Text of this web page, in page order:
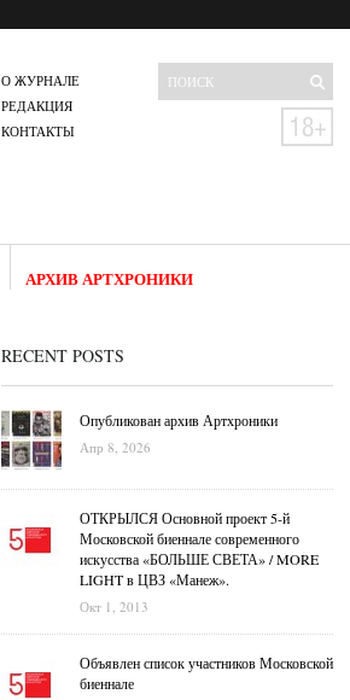
О ЖУРНАЛЕ
РЕДАКЦИЯ
КОНТАКТЫ
АРХИВ АРТХРОНИКИ
RECENT POSTS
Опубликован архив Артхроники
Апр 8, 2026
ОТКРЫЛСЯ Основной проект 5-й
Московской биеннале современного
искусства «БОЛЬШЕ СВЕТА» / MORE
LIGHT в ЦВЗ «Манеж».
Окт 1, 2013
Объявлен список участников Московской
биеннале